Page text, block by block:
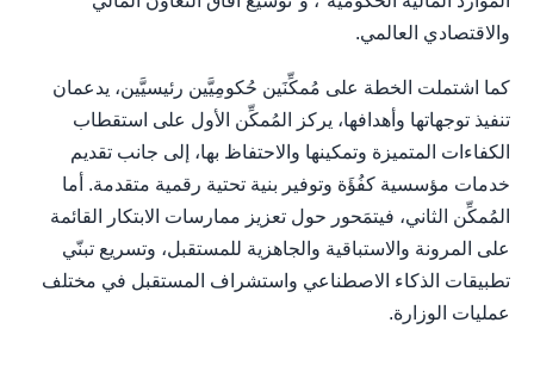
والاقتصادي العالمي.
كما اشتملت الخطة على مُمكِّنَين حُكومِيَّين رئيسيَّين، يدعمان
تنفيذ توجهاتها وأهدافها، يركز المُمكِّن الأول على استقطاب
الكفاءات المتميزة وتمكينها والاحتفاظ بها، إلى جانب تقديم
خدمات مؤسسية كفُؤَة وتوفير بنية تحتية رقمية متقدمة. أما
المُمكِّن الثاني، فيتمَحور حول تعزيز ممارسات الابتكار القائمة
على المرونة والاستباقية والجاهزية للمستقبل، وتسريع تبنّي
تطبيقات الذكاء الاصطناعي واستشراف المستقبل في مختلف
عمليات الوزارة.